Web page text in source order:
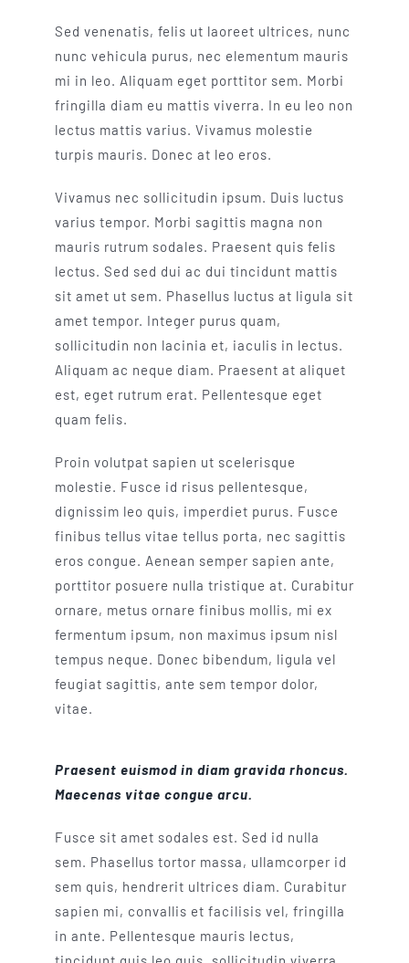
Sed venenatis, felis ut laoreet ultrices, nunc
nunc vehicula purus, nec elementum mauris
mi in leo. Aliquam eget porttitor sem. Morbi
fringilla diam eu mattis viverra. In eu leo non
lectus mattis varius. Vivamus molestie
turpis mauris. Donec at leo eros.
Vivamus nec sollicitudin ipsum. Duis luctus
varius tempor. Morbi sagittis magna non
mauris rutrum sodales. Praesent quis felis
lectus. Sed sed dui ac dui tincidunt mattis
sit amet ut sem. Phasellus luctus at ligula sit
amet tempor. Integer purus quam,
sollicitudin non lacinia et, iaculis in lectus.
Aliquam ac neque diam. Praesent at aliquet
est, eget rutrum erat. Pellentesque eget
quam felis.
Proin volutpat sapien ut scelerisque
molestie. Fusce id risus pellentesque,
dignissim leo quis, imperdiet purus. Fusce
finibus tellus vitae tellus porta, nec sagittis
eros congue. Aenean semper sapien ante,
porttitor posuere nulla tristique at. Curabitur
ornare, metus ornare finibus mollis, mi ex
fermentum ipsum, non maximus ipsum nisl
tempus neque. Donec bibendum, ligula vel
feugiat sagittis, ante sem tempor dolor,
vitae.
Praesent euismod in diam gravida rhoncus.
Maecenas vitae congue arcu.
Fusce sit amet sodales est. Sed id nulla
sem. Phasellus tortor massa, ullamcorper id
sem quis, hendrerit ultrices diam. Curabitur
sapien mi, convallis et facilisis vel, fringilla
in ante. Pellentesque mauris lectus,